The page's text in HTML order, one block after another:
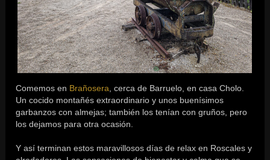
Comemos en Brañosera , cerca de Barruelo, en casa Cholo.
Un cocido montañés extraordinario y unos buenísimos
garbanzos con almejas; también los tenían con gruños, pero
los dejamos para otra ocasión.
Y así terminan estos maravillosos días de relax en Roscales y